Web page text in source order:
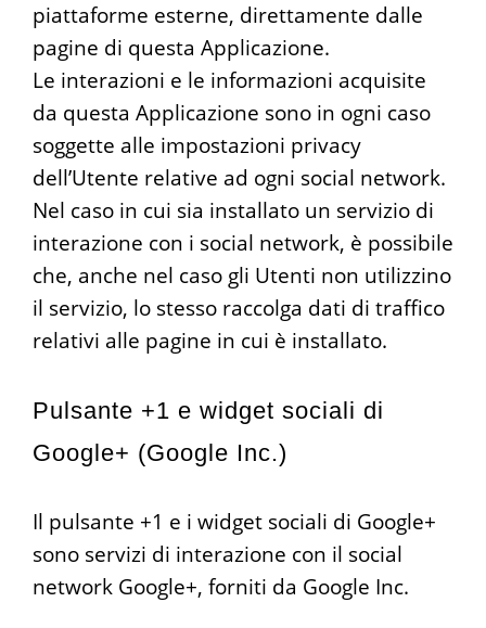
piattaforme esterne, direttamente dalle
pagine di questa Applicazione.
Le interazioni e le informazioni acquisite
da questa Applicazione sono in ogni caso
soggette alle impostazioni privacy
dell’Utente relative ad ogni social network.
Nel caso in cui sia installato un servizio di
interazione con i social network, è possibile
che, anche nel caso gli Utenti non utilizzino
il servizio, lo stesso raccolga dati di traffico
relativi alle pagine in cui è installato.
Pulsante +1 e widget sociali di
Google+ (Google Inc.)
Il pulsante +1 e i widget sociali di Google+
sono servizi di interazione con il social
network Google+, forniti da Google Inc.